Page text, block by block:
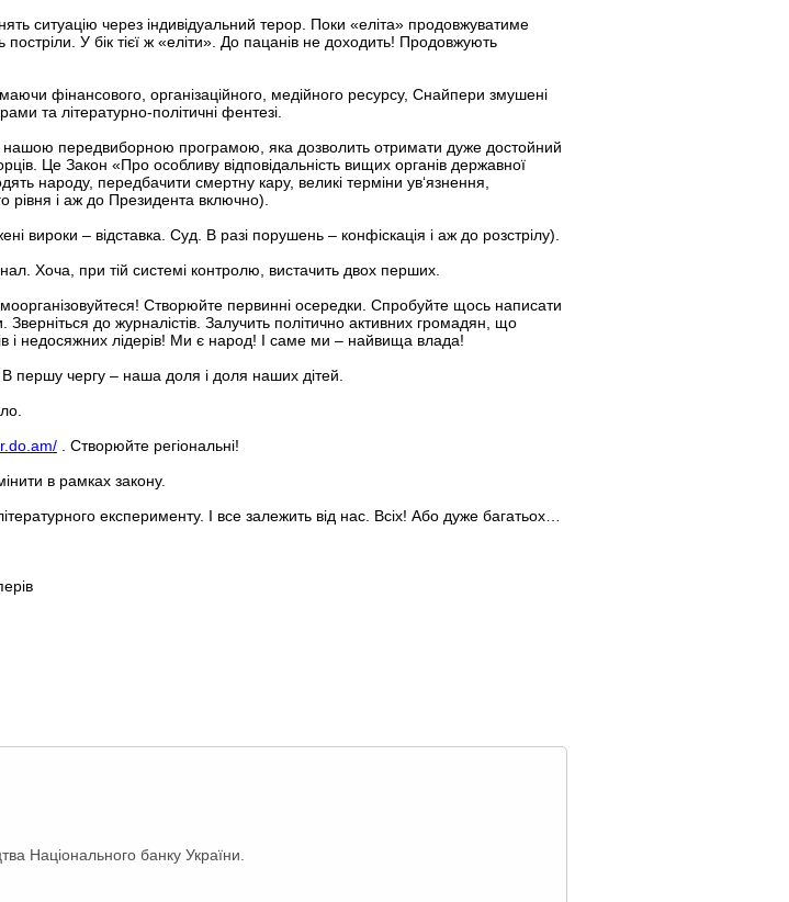
ситуацію через індивідуальний терор. Поки «еліта» продовжуватиме
У бік тієї ж «еліти». До пацанів не доходить! Продовжують
фінансового, організаційного, медійного ресурсу, Снайпери змушені
та літературно-політичні фентезі.
передвиборною програмою, яка дозволить отримати дуже достойний
Це Закон «Про особливу відповідальність вищих органів державної
народу, передбачити смертну кару, великі терміни ув‘язнення,
рівня і аж до Президента включно).
вироки – відставка. Суд. В разі порушень – конфіскація і аж до розстрілу).
Хоча, при тій системі контролю, вистачить двох перших.
Створюйте первинні осередки. Спробуйте щось написати
Зверніться до журналістів. Залучить політично активних громадян, що
і недосяжних лідерів! Ми є народ! І саме ми – найвища влада!
першу чергу – наша доля і доля наших дітей.
. Створюйте регіональні!
в рамках закону.
експерименту. І все залежить від нас. Всіх! Або дуже багатьох…
Національного банку України.